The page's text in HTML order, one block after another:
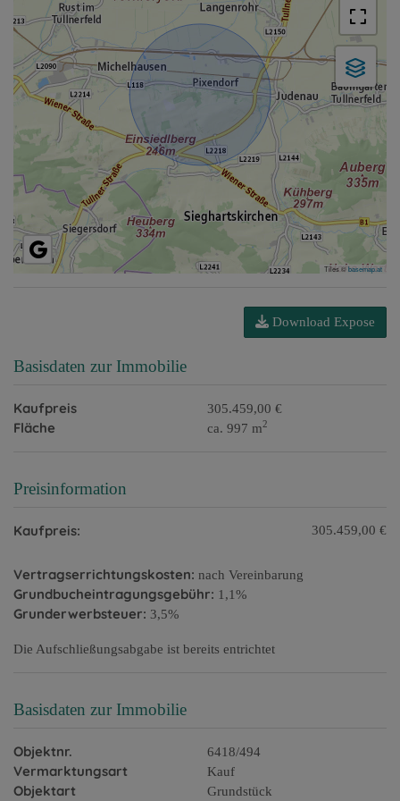
Tiles ©basemap.at
Download Expose
Basisdaten zur Immobilie
Kaufpreis 305.459,00 €
Fläche ca. 997 m2
Preisinformation
Kaufpreis: 305.459,00 €
Vertragserrichtungskosten: nach Vereinbarung
Grundbucheintragungsgebühr: 1,1%
Grunderwerbsteuer: 3,5%
Die Aufschließungsabgabe ist bereits entrichtet
Basisdaten zur Immobilie
Objektnr. 6418/494
Vermarktungsart Kauf
Objektart Grundstück